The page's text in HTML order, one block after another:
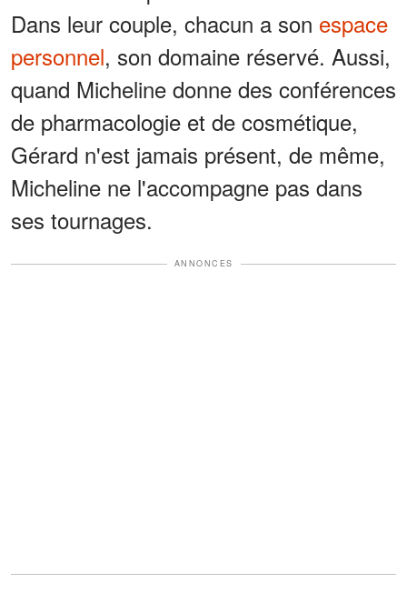
Dans leur couple, chacun a son espace
personnel, son domaine réservé. Aussi,
quand Micheline donne des conférences
de pharmacologie et de cosmétique,
Gérard n'est jamais présent, de même,
Micheline ne l'accompagne pas dans
ses tournages.
ANNONCES